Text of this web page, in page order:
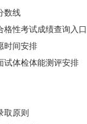
数线
格性考试成绩查询入口
时间安排
试体检体能测评安排
取原则